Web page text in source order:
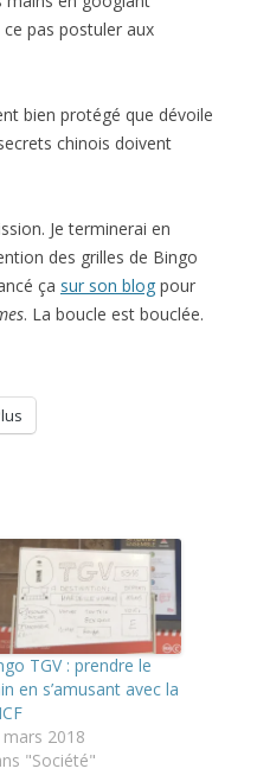
ce pas postuler aux
bien protégé que dévoile
chinois doivent
Je terminerai en
des grilles de Bingo
ça sur son blog pour
. La boucle est bouclée.
TGV : prendre le
en s’amusant avec la
mars 2018
"Société"